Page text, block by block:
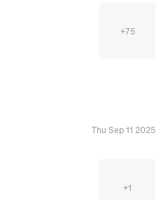
+75
Thu Sep 11 2025
+1